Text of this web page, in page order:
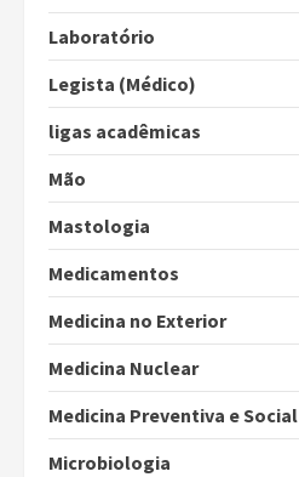
Laboratório
Legista (Médico)
ligas acadêmicas
Mão
Mastologia
Medicamentos
Medicina no Exterior
Medicina Nuclear
Medicina Preventiva e Social
Microbiologia